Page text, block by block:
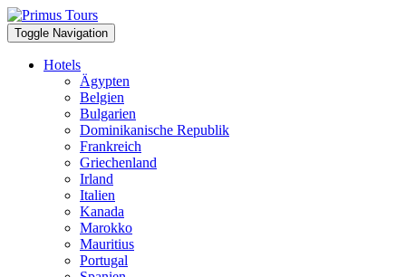
Toggle Navigation
Hotels
Ägypten
Belgien
Bulgarien
Dominikanische Republik
Frankreich
Griechenland
Irland
Italien
Kanada
Marokko
Mauritius
Portugal